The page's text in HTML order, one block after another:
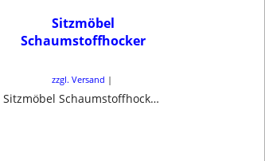
Sitzmöbel
Schaumstoffhocker
zzgl. Versand
Sitzmöbel Schaumstoffhocker, Cube, Sitzwürfel